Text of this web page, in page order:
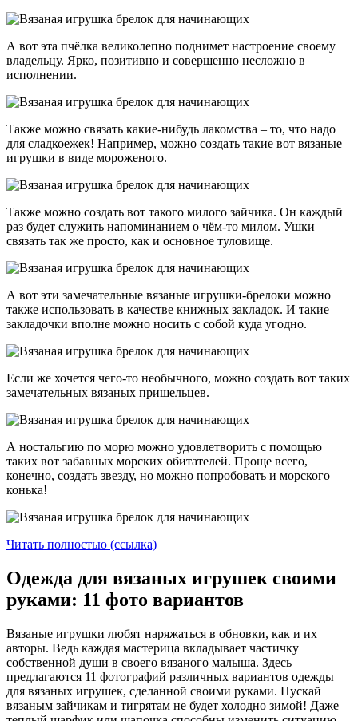
А вот эта пчёлка великолепно поднимет настроение своему
владельцу. Ярко, позитивно и совершенно несложно в
исполнении.
Также можно связать какие-нибудь лакомства – то, что надо
для сладкоежек! Например, можно создать такие вот вязаные
игрушки в виде мороженого.
Также можно создать вот такого милого зайчика. Он каждый
раз будет служить напоминанием о чём-то милом. Ушки
связать так же просто, как и основное туловище.
А вот эти замечательные вязаные игрушки-брелоки можно
также использовать в качестве книжных закладок. И такие
закладочки вполне можно носить с собой куда угодно.
Если же хочется чего-то необычного, можно создать вот таких
замечательных вязаных пришельцев.
А ностальгию по морю можно удовлетворить с помощью
таких вот забавных морских обитателей. Проще всего,
конечно, создать звезду, но можно попробовать и морского
конька!
Читать полностью (ссылка)
Одежда для вязаных игрушек своими
руками: 11 фото вариантов
Вязаные игрушки любят наряжаться в обновки, как и их
авторы. Ведь каждая мастерица вкладывает частичку
собственной души в своего вязаного малыша. Здесь
предлагаются 11 фотографий различных вариантов одежды
для вязаных игрушек, сделанной своими руками. Пускай
вязаным зайчикам и тигрятам не будет холодно зимой! Даже